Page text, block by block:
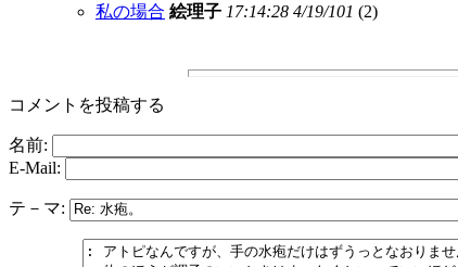
私の場合 絵理子 17:14:28 4/19/101 (2)
コメントを投稿する
名前:
E-Mail:
テ－マ: